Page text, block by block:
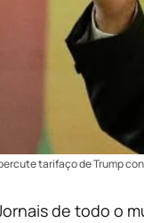
tarifaço de Trump
de todo o